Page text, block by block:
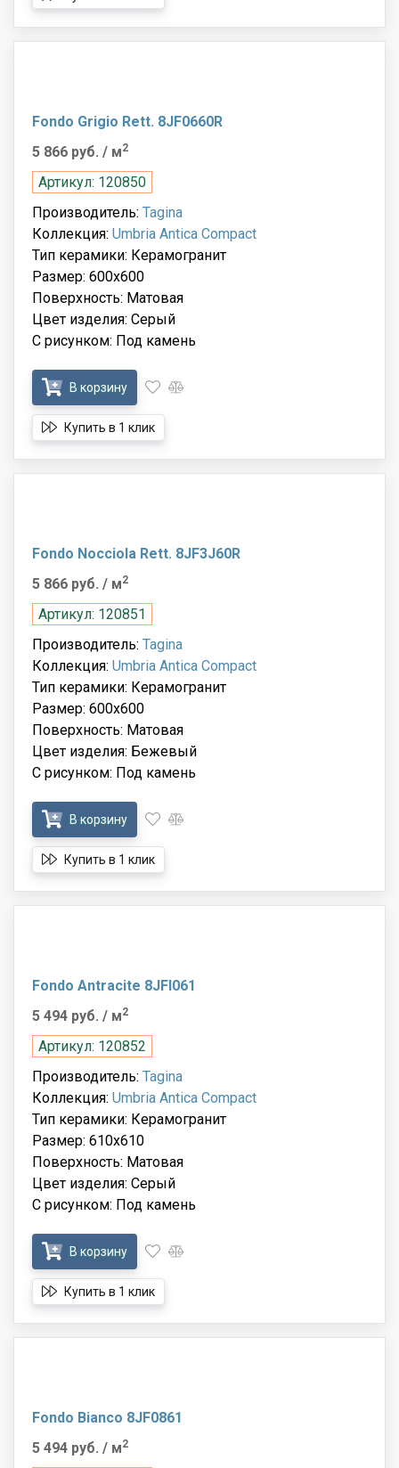
Fondo Grigio Rett. 8JF0660R
5 866 руб. / м2
Артикул: 120850
Производитель: Tagina
Коллекция: Umbria Antica Compact
Тип керамики: Керамогранит
Размер: 600x600
Поверхность: Матовая
Цвет изделия: Серый
С рисунком: Под камень
В корзину
Купить в 1 клик
Fondo Nocciola Rett. 8JF3J60R
5 866 руб. / м2
Артикул: 120851
Производитель: Tagina
Коллекция: Umbria Antica Compact
Тип керамики: Керамогранит
Размер: 600x600
Поверхность: Матовая
Цвет изделия: Бежевый
С рисунком: Под камень
В корзину
Купить в 1 клик
Fondo Antracite 8JFI061
5 494 руб. / м2
Артикул: 120852
Производитель: Tagina
Коллекция: Umbria Antica Compact
Тип керамики: Керамогранит
Размер: 610x610
Поверхность: Матовая
Цвет изделия: Серый
С рисунком: Под камень
В корзину
Купить в 1 клик
Fondo Bianco 8JF0861
5 494 руб. / м2